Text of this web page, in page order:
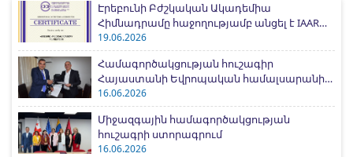
Էրեբունի Բժշկական Ակադեմիա
Հիմնադրամը հաջողությամբ անցել է IAAR
միջազգային հավատարմագրման
գործընթացը
19.06.2026
Համագործակցության հուշագիր
Հայաստանի Եվրոպական համալսարանի
հետ
16.06.2026
Միջազգային համագործակցության
հուշագրի ստորագրում
16.06.2026